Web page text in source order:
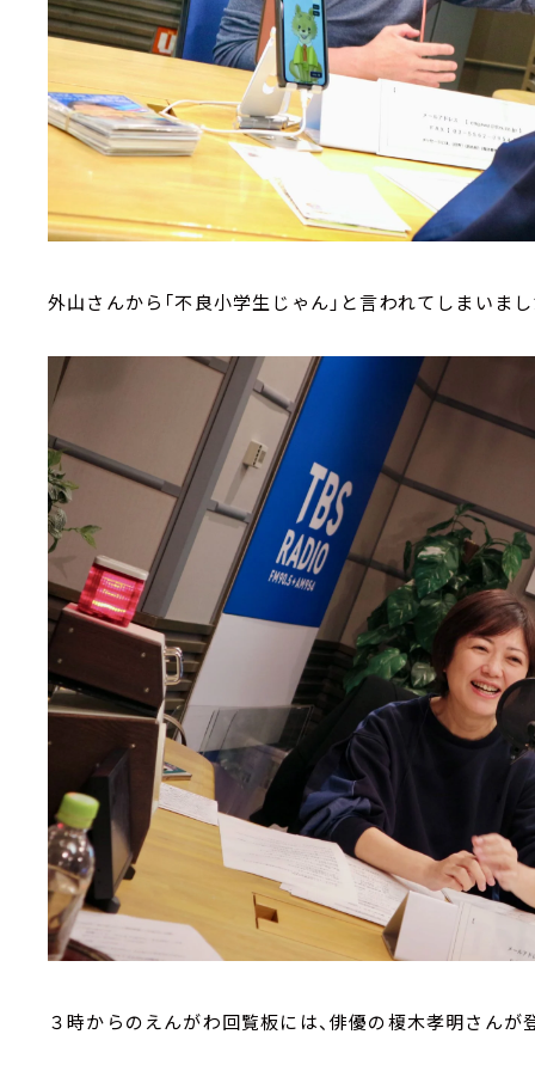
外山さんから「不良小学生じゃん」と言われてしまいまし
３時からのえんがわ回覧板には、俳優の榎木孝明さんが